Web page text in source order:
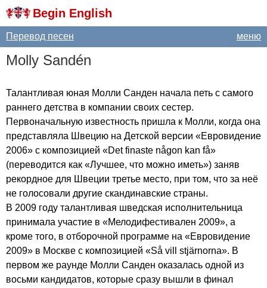
Begin English
меню
Перевод песен
Molly Sandén
Талантливая юная Молли Санден начала петь с самого
раннего детства в компании своих сестер.
Первоначальную известность пришла к Молли, когда она
представляла Швецию на Детской версии «Евровидение
2006» с композицией «Det finaste någon kan få»
(переводится как «Лучшее, что можно иметь») заняв
рекордное для Швеции третье место, при том, что за неё
не голосовали другие скандинавские страны.
В 2009 году талантливая шведская исполнительница
принимала участие в «Мелодифестивален 2009», а
кроме того, в отборочной программе на «Евровидение
2009» в Москве с композицией «Så vill stjärnorna». В
первом же раунде Молли Санден оказалась одной из
восьми кандидатов, которые сразу вышли в финал